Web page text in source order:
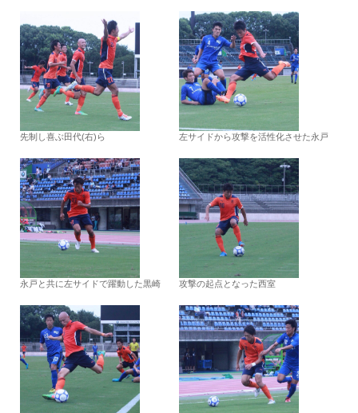
先制し喜ぶ田代(右)ら 左サイドから攻撃を活性化させた永戸
永戸と共に左サイドで躍動した黒崎 攻撃の起点となった西室